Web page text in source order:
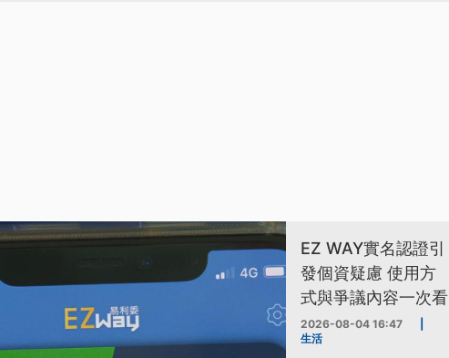
EZ WAY實名認證引
發個資疑慮 使用方
式與爭議內容一次看
2026-08-04 16:47
生活